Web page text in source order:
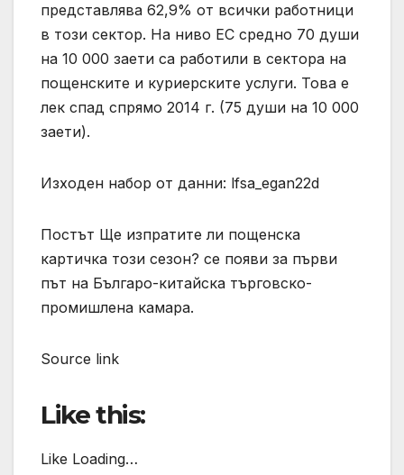
представлява 62,9% от всички работници
в този сектор. На ниво ЕС средно 70 души
на 10 000 заети са работили в сектора на
пощенските и куриерските услуги. Това е
лек спад спрямо 2014 г. (75 души на 10 000
заети).
Изходен набор от данни: lfsa_egan22d
Постът Ще изпратите ли пощенска
картичка този сезон? се появи за първи
път на Българо-китайска търговско-
промишлена камара.
Source link
Like this:
Like Loading…